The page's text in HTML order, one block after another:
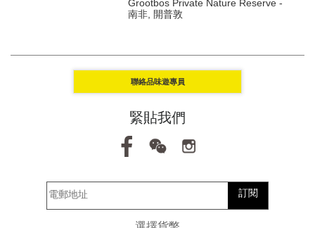
Grootbos Private Nature Reserve -
南非, 開普敦
聯絡品味遊專員
緊貼我們
訂閱